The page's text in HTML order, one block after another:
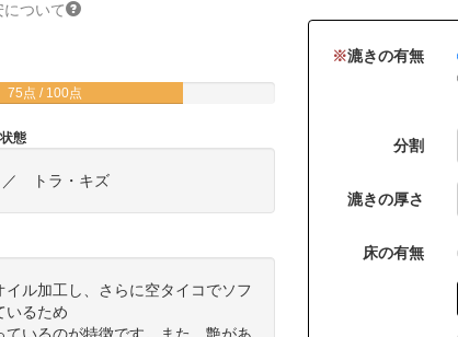
ついて
75点 / 100点
態
トラ・キズ
イル加工し、さらに空タイコでソフ
いるため
※漉きの有無
分割
漉きの厚さ
床の有無